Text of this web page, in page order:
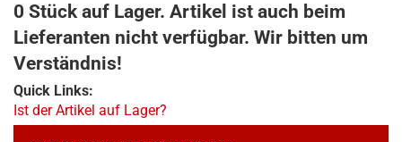
0 Stück auf Lager. Artikel ist auch beim
Lieferanten nicht verfügbar. Wir bitten um
Verständnis!
Quick Links:
Ist der Artikel auf Lager?